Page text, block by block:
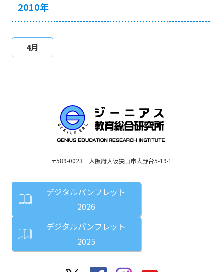
2010年
4月
〒589-0023 大阪府大阪狭山市大野台5-19-1
デジタルパンフレット
2026
デジタルパンフレット
2025